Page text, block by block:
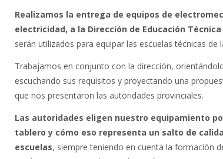
Realizamos la entrega de equipos de
electricidad, a la Dirección de Educación
serán utilizados para equipar las escuelas técnicas de
Trabajamos en conjunto con la dirección,
escuchando sus requisitos y proyectando una
que nos presentaron las autoridades provinciales.
Las autoridades eligen nuestro equipamiento
tablero y cómo eso representa un salto de
escuelas, siempre teniendo en cuenta la formación